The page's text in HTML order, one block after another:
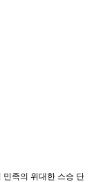
민족의 위대한 스승 단